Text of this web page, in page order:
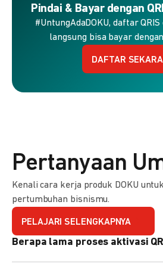
Pindai & Bayar dengan
#UntungAdaDOKU, daftar
langsung bisa bayar
DAFTAR
Pertanyaan
Kenali cara kerja produk DOKU
pertumbuhan bisnismu.
PELAJARI SELENGKAPNYA
Berapa lama proses aktivasi